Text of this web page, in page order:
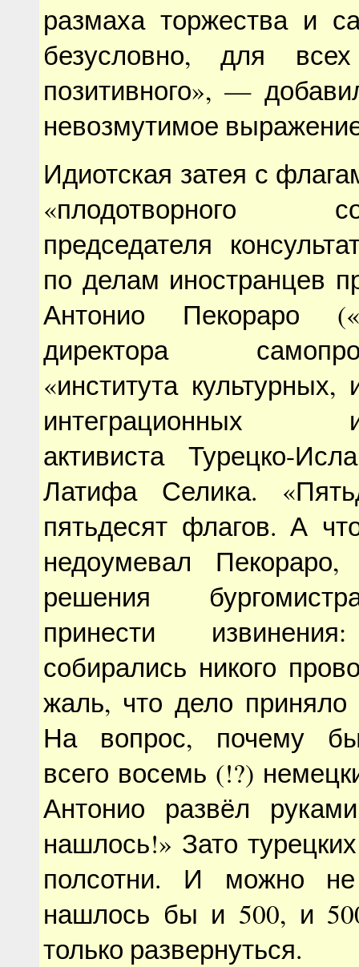
размаха торжества и
безусловно, для
позитивного», —
невозмутимое
Идиотская затея с
«плодотворного
председателя
по делам иностранцев
Антонио Пекораро
директора
«института культурных,
интеграционных
активиста Турецко-
Латифа Селика.
пятьдесят флагов. А
недоумевал
решения
принести
собирались никого
жаль, что дело приняло
На вопрос, почему
всего восемь (!?)
Антонио развёл
нашлось!» Зато
полсотни. И можно не
нашлось бы и 500, и
только развернуться.